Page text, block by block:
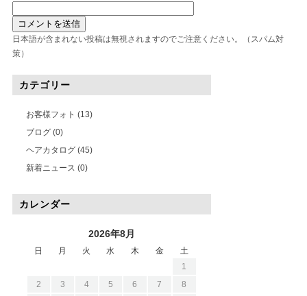
日本語が含まれない投稿は無視されますのでご注意ください。（スパム対
策）
カテゴリー
お客様フォト (13)
ブログ(0)
ヘアカタログ(45)
新着ニュース (0)
カレンダー
2026年8月
日 月 火 水 木 金 土
1
2
3 4 5 6 7
8